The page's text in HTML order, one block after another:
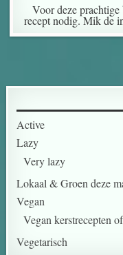
Voor deze prachtige
recept nodig. Mik de
Active
Lazy
Very lazy
Lokaal & Groen deze
Vegan
Vegan kerstrecepten
Vegetarisch